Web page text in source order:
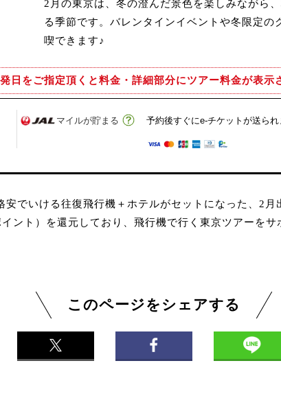
2月の東京は、冬の澄んだ景色を楽しみながら
る季節です。バレンタインイベントや冬限定
喫できます♪
日をご指定頂くと料金・詳細部分にツアー料金が表示
マイルが貯まる
予約後すぐにe-チケットが送られ
でいける往復飛行機＋ホテルがセットになった、2
ント）を還元しており、飛行機で行く東京ツアーを
このページをシェアする